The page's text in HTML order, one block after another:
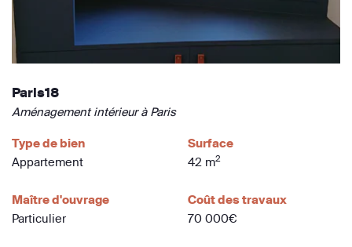
Paris18
Aménagement intérieur à Paris
Type de bien
Appartement
Surface
42 m2
Maître d'ouvrage
Particulier
Coût des travaux
70 000€